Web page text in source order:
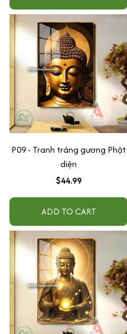
P09 - Tranh tráng gương Phật
diện
$44.99
ADD TO CART